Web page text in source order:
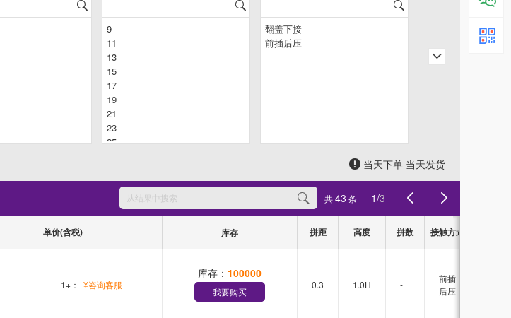
当天下单 当天发货
共43 条 1/3
单价(含税) 库存 拼距 高度 拼数 接触方式
1+： ¥咨询客服
库存： 100000
我要购买
0.3 1.0H -
前插
后压